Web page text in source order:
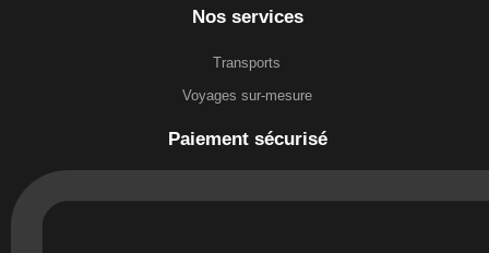
Nos services
Transports
Voyages sur-mesure
Paiement sécurisé